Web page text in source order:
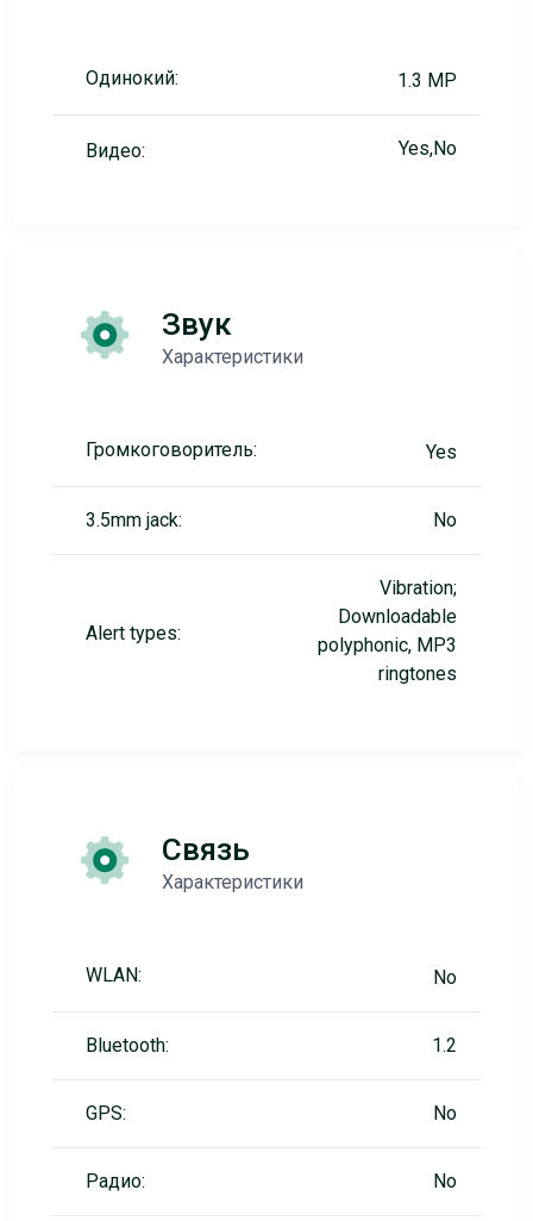
Одинокий: 1.3 MP
Видео: Yes,No
Звук
Характеристики
Громкоговоритель: Yes
3.5mm jack: No
Alert types:
Vibration;
Downloadable
polyphonic, MP3
ringtones
Связь
Характеристики
WLAN: No
Bluetooth: 1.2
GPS: No
Радио: No